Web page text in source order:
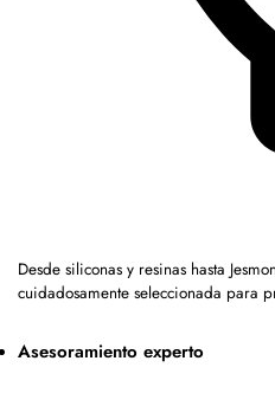
Desde siliconas y resinas hasta
cuidadosamente seleccionada para
Asesoramiento experto